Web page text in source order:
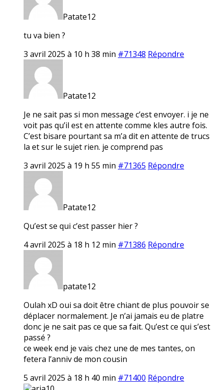
Patate12
tu va bien ?
3 avril 2025 à 10 h 38 min #71348 Répondre
Patate12
Je ne sait pas si mon message c’est envoyer. i je ne
voit pas qu’il est en attente comme kles autre fois.
C’est bisare pourtant sa m’a dit en attente de trucs
la et sur le sujet rien. je comprend pas
3 avril 2025 à 19 h 55 min #71365 Répondre
Patate12
Qu’est se qui c’est passer hier ?
4 avril 2025 à 18 h 12 min #71386 Répondre
patate12
Oulah xD oui sa doit être chiant de plus pouvoir se
déplacer normalement. Je n’ai jamais eu de platre
donc je ne sait pas ce que sa fait. Qu’est ce qui s’est
passé ?
ce week end je vais chez une de mes tantes, on
fetera l’anniv de mon cousin
5 avril 2025 à 18 h 40 min #71400 Répondre